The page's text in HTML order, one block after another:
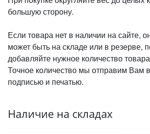
большую сторону.
Если товара нет в наличии на сайте,
может быть на складе или в резерве,
добавляйте нужное количество
Точное количество мы отправим Вам
подписью и печатью.
Наличие на складах